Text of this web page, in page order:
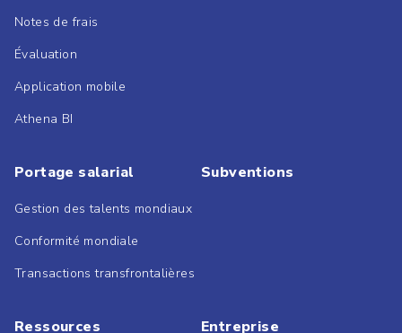
Notes de frais
Évaluation
Application mobile
Athena BI
Portage salarial
Gestion des talents mondiaux
Conformité mondiale
Transactions transfrontalières
Subventions
Ressources Entreprise